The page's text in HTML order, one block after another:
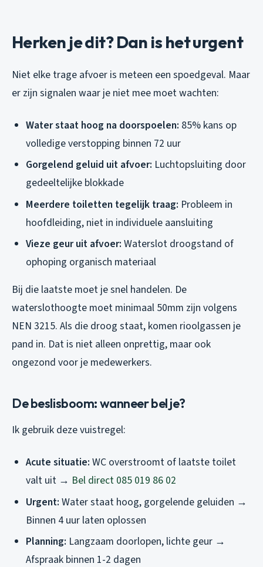
Herken je dit? Dan is het urgent
Niet elke trage afvoer is meteen een spoedgeval. Maar
er zijn signalen waar je niet mee moet wachten:
Water staat hoog na doorspoelen: 85% kans op
volledige verstopping binnen 72 uur
Gorgelend geluid uit afvoer: Luchtopsluiting door
gedeeltelijke blokkade
Meerdere toiletten tegelijk traag: Probleem in
hoofdleiding, niet in individuele aansluiting
Vieze geur uit afvoer: Waterslot droogstand of
ophoping organisch materiaal
Bij die laatste moet je snel handelen. De
waterslothoogte moet minimaal 50mm zijn volgens
NEN 3215. Als die droog staat, komen rioolgassen je
pand in. Dat is niet alleen onprettig, maar ook
ongezond voor je medewerkers.
De beslisboom: wanneer bel je?
Ik gebruik deze vuistregel:
Acute situatie: WC overstroomt of laatste toilet
valt uit → Bel direct 085 019 86 02
Urgent: Water staat hoog, gorgelende geluiden →
Binnen 4 uur laten oplossen
Planning: Langzaam doorlopen, lichte geur →
Afspraak binnen 1-2 dagen